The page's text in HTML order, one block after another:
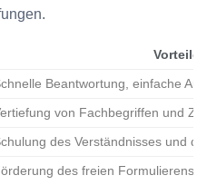
Vorteile
Beantwortung, einfache
von Fachbegriffen und
des Verständnisses und
des freien Formulierens